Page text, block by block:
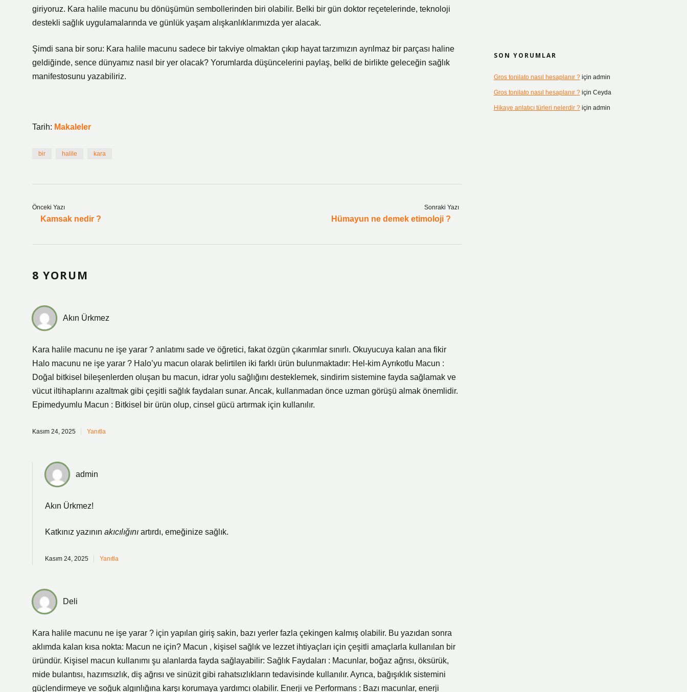
giriyoruz. Kara halile macunu bu dönüşümün sembollerinden biri olabilir. Belki bir gün doktor reçetelerinde, teknoloji
destekli sağlık uygulamalarında ve günlük yaşam alışkanlıklarımızda yer alacak.
Şimdi sana bir soru: Kara halile macunu sadece bir takviye olmaktan çıkıp hayat tarzımızın ayrılmaz bir parçası haline
geldiğinde, sence dünyamız nasıl bir yer olacak? Yorumlarda düşüncelerini paylaş, belki de birlikte geleceğin sağlık
manifestosunu yazabiliriz.
Tarih: Makaleler
bir halile kara
Önceki Yazı
Kamsak nedir ?
Sonraki Yazı
Hümayun ne demek etimoloji ?
8 YORUM
Akın Ürkmez
Kara halile macunu ne işe yarar ? anlatımı sade ve öğretici, fakat özgün çıkarımlar sınırlı. Okuyucuya kalan ana fikir
Halo macunu ne işe yarar ? Halo’yu macun olarak belirtilen iki farklı ürün bulunmaktadır: Hel-kim Ayrıkotlu Macun :
Doğal bitkisel bileşenlerden oluşan bu macun, idrar yolu sağlığını desteklemek, sindirim sistemine fayda sağlamak ve
vücut iltihaplarını azaltmak gibi çeşitli sağlık faydaları sunar. Ancak, kullanmadan önce uzman görüşü almak önemlidir.
Epimedyumlu Macun : Bitkisel bir ürün olup, cinsel gücü artırmak için kullanılır.
Kasım 24, 2025 Yanıtla
admin
Akın Ürkmez!
Katkınız yazının akıcılığını artırdı, emeğinize sağlık.
Kasım 24, 2025 Yanıtla
Deli
Kara halile macunu ne işe yarar ? için yapılan giriş sakin, bazı yerler fazla çekingen kalmış olabilir. Bu yazıdan sonra
aklımda kalan kısa nokta: Macun ne için? Macun , kişisel sağlık ve lezzet ihtiyaçları için çeşitli amaçlarla kullanılan bir
üründür. Kişisel macun kullanımı şu alanlarda fayda sağlayabilir: Sağlık Faydaları : Macunlar, boğaz ağrısı, öksürük,
mide bulantısı, hazımsızlık, diş ağrısı ve sinüzit gibi rahatsızlıkların tedavisinde kullanılır. Ayrıca, bağışıklık sistemini
güçlendirmeye ve soğuk algınlığına karşı korumaya yardımcı olabilir. Enerji ve Performans : Bazı macunlar, enerji
SON YORUMLAR
Gros tonilato nasıl hesaplanır ?için admin
Gros tonilato nasıl hesaplanır ?için Ceyda
Hikaye anlatıcı türleri nelerdir ?için admin